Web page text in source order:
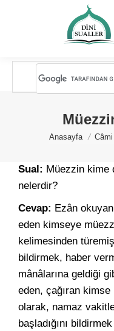
You are here:
Anasayfa Câmi
Sual: Müezzin kime
nelerdir?
Cevap: Ezân
eden kimseye
kelimesinden
bildirmek, haber
mânâlarına geldiği
eden, çağıran
olarak, namaz
başladığını